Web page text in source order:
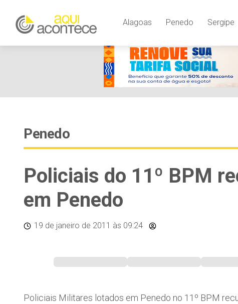
Alagoas Penedo Sergipe
Penedo
Policiais do 11º BPM
em Penedo
19 de janeiro de 2011 às 09:24
Policiais Militares lotados em Penedo no 11º BPM